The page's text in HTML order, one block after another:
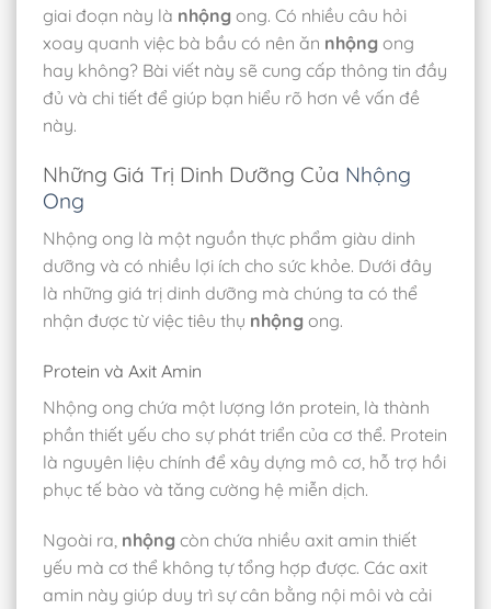
giai đoạn này là nhộng ong. Có nhiều câu hỏi
xoay quanh việc bà bầu có nên ăn nhộng ong
hay không? Bài viết này sẽ cung cấp thông tin đầy
đủ và chi tiết để giúp bạn hiểu rõ hơn về vấn đề
này.
Những Giá Trị Dinh Dưỡng Của Nhộng
Ong
Nhộng ong là một nguồn thực phẩm giàu dinh
dưỡng và có nhiều lợi ích cho sức khỏe. Dưới đây
là những giá trị dinh dưỡng mà chúng ta có thể
nhận được từ việc tiêu thụ nhộng ong.
Protein và Axit Amin
Nhộng ong chứa một lượng lớn protein, là thành
phần thiết yếu cho sự phát triển của cơ thể. Protein
là nguyên liệu chính để xây dựng mô cơ, hỗ trợ hồi
phục tế bào và tăng cường hệ miễn dịch.
Ngoài ra, nhộng còn chứa nhiều axit amin thiết
yếu mà cơ thể không tự tổng hợp được. Các axit
amin này giúp duy trì sự cân bằng nội môi và cải